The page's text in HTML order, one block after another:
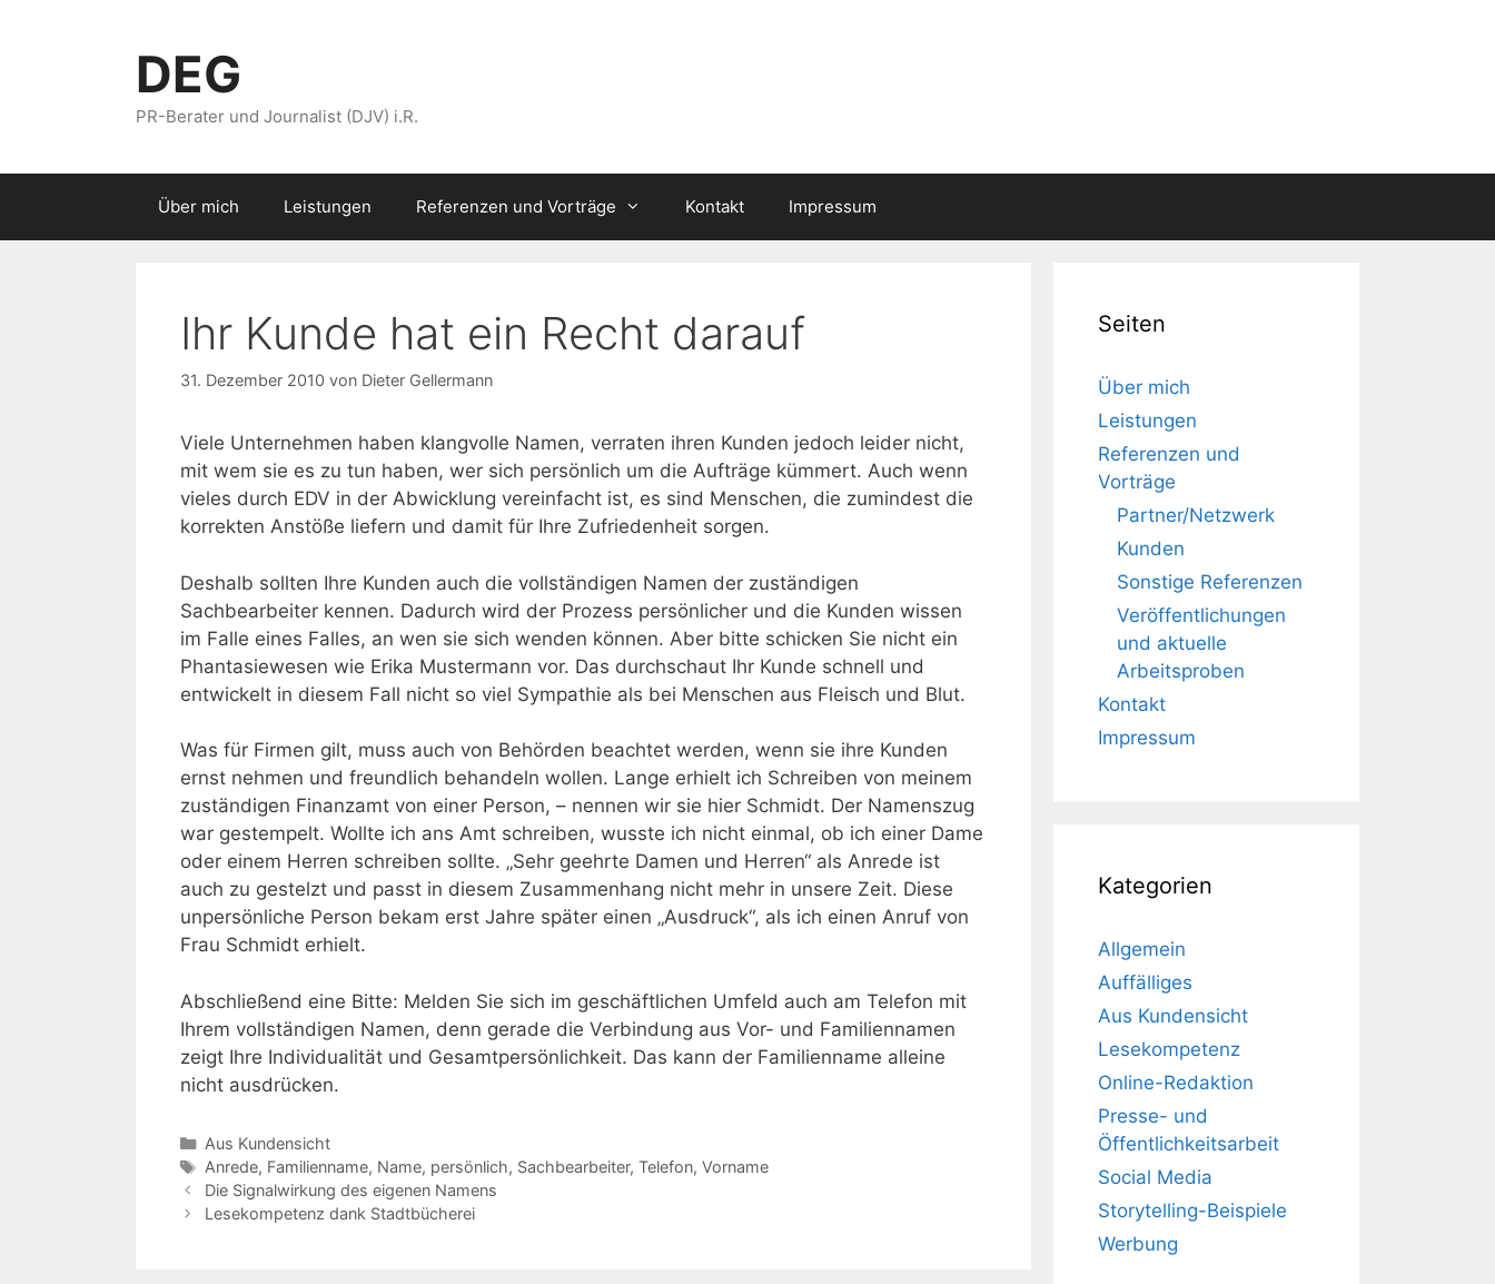
DEG
PR-Berater und Journalist (DJV) i.R.
Über mich Leistungen Referenzen und Vorträge Kontakt Impressum
Ihr Kunde hat ein Recht darauf
31. Dezember 2010 von Dieter Gellermann
Viele Unternehmen haben klangvolle Namen, verraten ihren Kunden jedoch leider nicht,
mit wem sie es zu tun haben, wer sich persönlich um die Aufträge kümmert. Auch wenn
vieles durch EDV in der Abwicklung vereinfacht ist, es sind Menschen, die zumindest die
korrekten Anstöße liefern und damit für Ihre Zufriedenheit sorgen.
Deshalb sollten Ihre Kunden auch die vollständigen Namen der zuständigen
Sachbearbeiter kennen. Dadurch wird der Prozess persönlicher und die Kunden wissen
im Falle eines Falles, an wen sie sich wenden können. Aber bitte schicken Sie nicht ein
Phantasiewesen wie Erika Mustermann vor. Das durchschaut Ihr Kunde schnell und
entwickelt in diesem Fall nicht so viel Sympathie als bei Menschen aus Fleisch und Blut.
Was für Firmen gilt, muss auch von Behörden beachtet werden, wenn sie ihre Kunden
ernst nehmen und freundlich behandeln wollen. Lange erhielt ich Schreiben von meinem
zuständigen Finanzamt von einer Person, – nennen wir sie hier Schmidt. Der Namenszug
war gestempelt. Wollte ich ans Amt schreiben, wusste ich nicht einmal, ob ich einer Dame
oder einem Herren schreiben sollte. „Sehr geehrte Damen und Herren“ als Anrede ist
auch zu gestelzt und passt in diesem Zusammenhang nicht mehr in unsere Zeit. Diese
unpersönliche Person bekam erst Jahre später einen „Ausdruck“, als ich einen Anruf von
Frau Schmidt erhielt.
Abschließend eine Bitte: Melden Sie sich im geschäftlichen Umfeld auch am Telefon mit
Ihrem vollständigen Namen, denn gerade die Verbindung aus Vor- und Familiennamen
zeigt Ihre Individualität und Gesamtpersönlichkeit. Das kann der Familienname alleine
nicht ausdrücken.
Kategorien
Aus Kundensicht
Schlagwörter
Anrede, Familienname, Name, persönlich, Sachbearbeiter, Telefon, Vorname
Die Signalwirkung des eigenen Namens
Lesekompetenz dank Stadtbücherei
Seiten
Über mich
Leistungen
Referenzen und
Vorträge
Partner/Netzwerk
Kunden
Sonstige Referenzen
Veröffentlichungen
und aktuelle
Arbeitsproben
Kontakt
Impressum
Kategorien
Allgemein
Auffälliges
Aus Kundensicht
Lesekompetenz
Online-Redaktion
Presse- und
Öffentlichkeitsarbeit
Social Media
Storytelling-Beispiele
Werbung